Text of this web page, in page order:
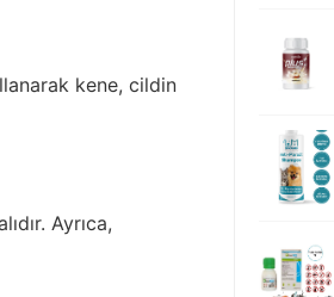
kene, cildin
Ayrıca,